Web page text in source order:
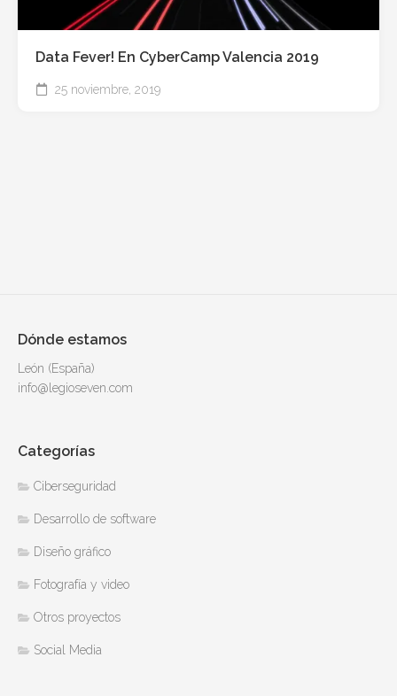
Data Fever! En CyberCamp Valencia 2019
25 noviembre, 2019
Dónde estamos
León (España)
info@legioseven.com
Categorías
Ciberseguridad
Desarrollo de software
Diseño gráfico
Fotografía y video
Otros proyectos
Social Media